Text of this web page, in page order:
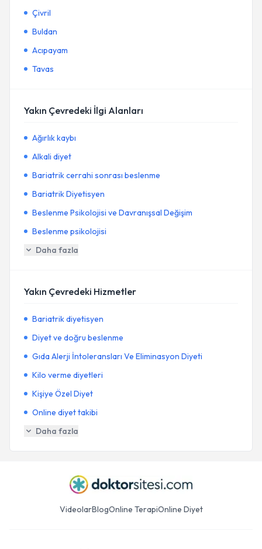
Çivril
Buldan
Acıpayam
Tavas
Yakın Çevredeki İlgi Alanları
Ağırlık kaybı
Alkali diyet
Bariatrik cerrahi sonrası beslenme
Bariatrik Diyetisyen
Beslenme Psikolojisi ve Davranışsal Değişim
Beslenme psikolojisi
Daha fazla
Yakın Çevredeki Hizmetler
Bariatrik diyetisyen
Diyet ve doğru beslenme
Gıda Alerji İntoleransları Ve Eliminasyon Diyeti
Kilo verme diyetleri
Kişiye Özel Diyet
Online diyet takibi
Daha fazla
VideolarBlogOnline TerapiOnline Diyet